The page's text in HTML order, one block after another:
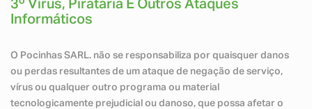
3º Vírus, Pirataria E Outros Ataques
Informáticos
O Pocinhas SARL. não se responsabiliza por quaisquer danos
ou perdas resultantes de um ataque de negação de serviço,
vírus ou qualquer outro programa ou material
tecnologicamente prejudicial ou danoso, que possa afetar o